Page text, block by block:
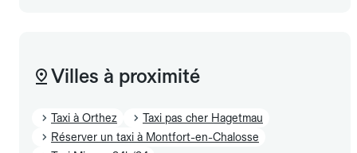
Villes à proximité
Taxi à Orthez
Taxi pas cher Hagetmau
Réserver un taxi à Montfort-en-Chalosse